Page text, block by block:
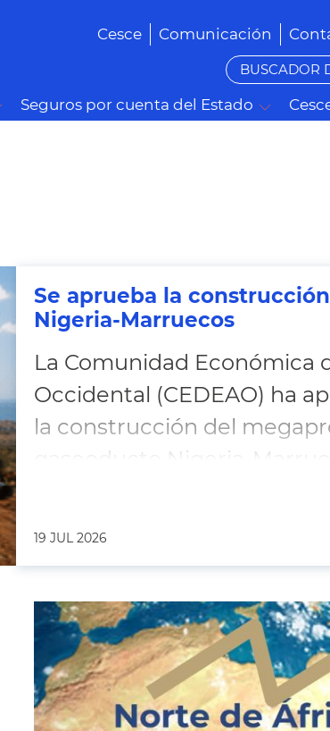
Cesce Comunicación
BUSCADOR
Seguros por cuenta del Estado
Se aprueba la
Nigeria-Marruecos
La Comunidad Económica
Occidental (CEDEAO) ha
la construcción del
gaseoducto Nigeria-
19 JUL 2026